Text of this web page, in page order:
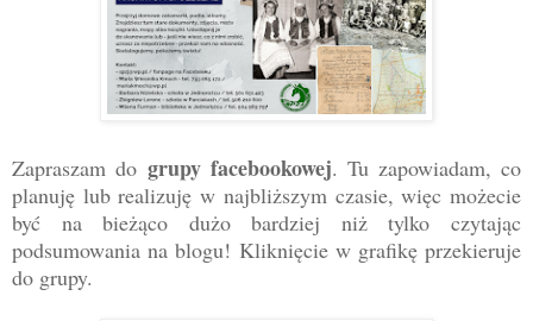
Zapraszam do grupy facebookowej. Tu zapowiadam, co
planuję lub realizuję w najbliższym czasie, więc możecie
być na bieżąco dużo bardziej niż tylko czytając
podsumowania na blogu! Kliknięcie w grafikę przekieruje
do grupy.